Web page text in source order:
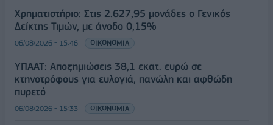
Χρηματιστήριο: Στις 2.627,95 μονάδες ο Γενικός
Δείκτης Τιμών, με άνοδο 0,15%
06/08/2026 - 15:46 ΟΙΚΟΝΟΜΙΑ
ΥΠΑΑΤ: Αποζημιώσεις 38,1 εκατ. ευρώ σε
κτηνοτρόφους για ευλογιά, πανώλη και αφθώδη
πυρετό
06/08/2026 - 15:33 ΟΙΚΟΝΟΜΙΑ